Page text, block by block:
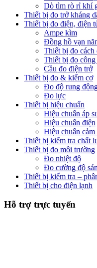
Dò tìm rò rỉ khí
Thiết bị đo trở kháng
Thiết bị đo điện, điện
Ampe kìm
Đồng hồ vạn
Thiết bị đo cách
Thiết bị đo công
Cầu đo điện trở
Thiết bị đo & kiểm cơ
Đo độ rung
Đo lực
Thiết bị hiệu chuẩn
Hiệu chuẩn áp
Hiệu chuẩn điện
Hiệu chuẩn
Thiết bị kiểm tra chất
Thiết bị đo môi trường
Đo nhiệt độ
Đo cường độ
Thiết bị kiểm tra –
Thiết bị cho điện lạnh
Hỗ trợ trực tuyến